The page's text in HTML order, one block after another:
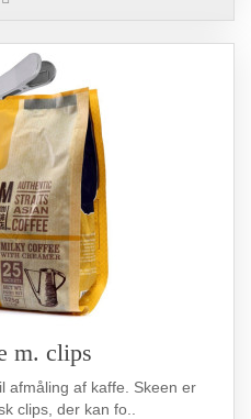
m. clips
afmåling af kaffe. Skeen er
clips, der kan fo..